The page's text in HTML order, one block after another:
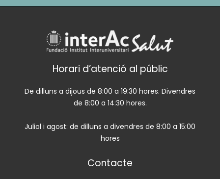
Horari d’atenció al públic
De dilluns a dijous de 8:00 a 19:30 hores. Divendres
de 8:00 a 14:30 hores.
Juliol i agost: de dilluns a divendres de 8:00 a 15:00
hores
Contacte